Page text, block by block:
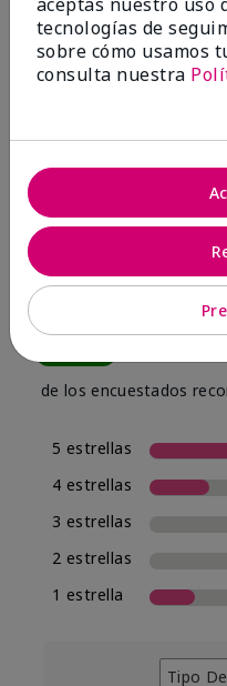
de los encuestados
5 estrellas
4 estrellas
3 estrellas
2 estrellas
1 estrella
Tipo
tecnologías de
sobre cómo usamos
consulta nuestra